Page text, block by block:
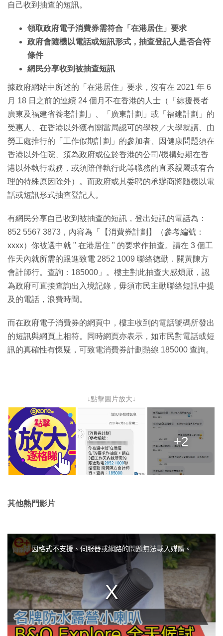
自己收到抽查的短訊。
領取政府電子消費券需符合「在港居住」要求
政府會隨機以電話或短訊形式，抽查登記人是否合符
條件
網民分享收到被抽查短訊
據政府網站中所述的「在港居住」要求，沒有在 2021 年 6
月 18 日之前的連續 24 個月不在香港的人士（「綜援長者
廣東及福建省養老計劃」、「廣東計劃」或「福建計劃」的
受惠人、在香港以外獲有關當局認可的學校／大學就讀、由
勞工處推行的「工作假期計劃」的參加者、因健康問題須在
香港以外住院、須為政府或位於香港的公司/機構短期在香
港以外執行職務，或須陪伴執行此等職務的直系親屬或有合
理的特殊原因除外）。而政府或其委聘的承辦商將隨機以電
話或短訊形式抽查登記人。
有網民分享自己收到被抽查的短訊，登出短訊的電話為：
852 5567 3873，內容為「【消費券計劃】（參考編號：
xxxx）你被選中就 " 在港居住 " 的要求作抽查。請在 3 個工
作天內就所需的跟進致電 2852 1009 聯絡德勤．關黃陳方
會計師行。查詢：185000」。樓主對此抽查大感煩厭，認
為政府可直接查詢出入境記錄，毋須市民主動聯絡短訊中提
及的電話，浪費時間。
而在政府電子消費券的網頁中，樓主收到的電話號碼所發出
的短訊與網頁上相符。同時網頁亦表示，如市民對電話或短
訊的真確性有懷疑，可致電消費券計劃熱線 185000 查詢。
↓點擊圖片放大↓
+2
其他熱門影片
a
m
i
d
.
因格式不支援、伺服器或網路的問題無法載入媒體。